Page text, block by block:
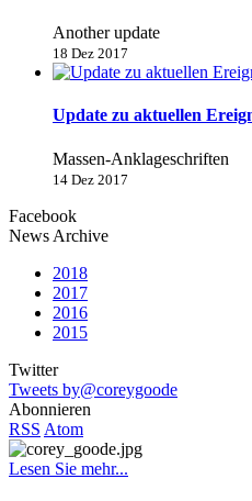
Another update
18 Dez 2017
Update zu aktuellen
Massen-Anklageschriften
14 Dez 2017
Facebook
News Archive
2018
2017
2016
2015
Twitter
Tweets by@coreygoode
Abonnieren
RSS Atom
Lesen Sie mehr...